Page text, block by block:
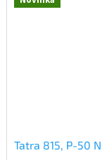
Tatra 815, P-50